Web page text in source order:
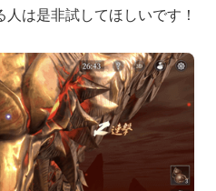
は是非試してほしいです！